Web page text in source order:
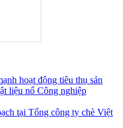
hoạt động tiêu thụ sản
liệu nổ Công nghiệp
tại Tổng công ty chè Việt